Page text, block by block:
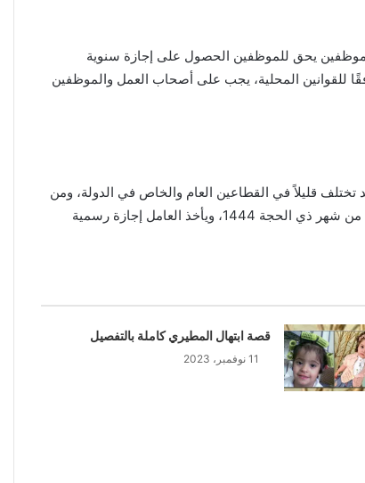
يحق للموظفين الحصول على إجازة سنوية
للقوانين المحلية، يجب على أصحاب العمل والموظفين
قليلاً في القطاعين العام والخاص في الدولة، ومن
المقرر أن تكون العطلة في دولة الإمارات العربية المتحدة في يوم عرفة، الموافق 27 يونيو 2023 م، والذي يصادف يوم الثلاثاء وهي تصادف التاسع من شهر ذي الحجة 1444، ويأخذ العامل إجازة رسمية
قصة ابتهال المطيري كاملة بالتفصيل
11 نوفمبر، 2023